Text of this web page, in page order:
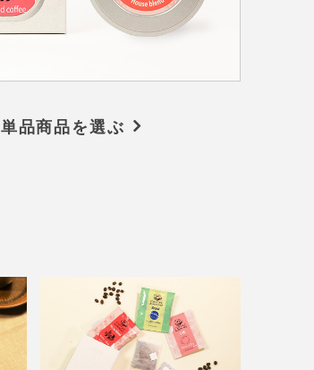
単品商品を選ぶ